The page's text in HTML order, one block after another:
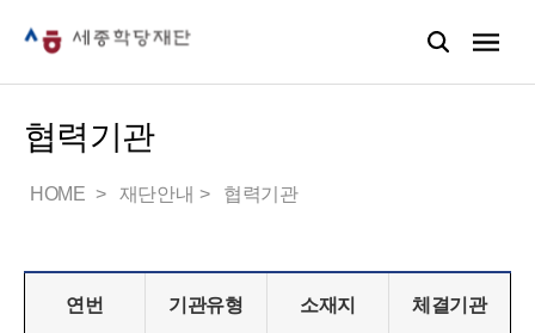
협력기관
HOME 재단안내 협력기관
연번 기관유형 소재지 체결기관